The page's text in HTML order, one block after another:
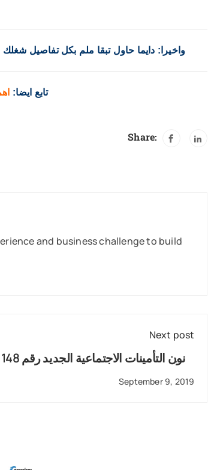
واخيرا: دايما حاول تبقا ملم بكل تفاصيل
تابع ايضا:
Share:
and business challenge to build
Next post
2019
September 9, 2019